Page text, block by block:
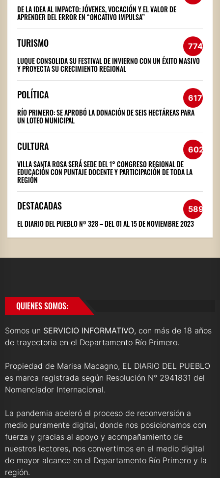
DE LA IDEA AL IMPACTO: JÓVENES, VOCACIÓN Y EL VALOR DE
APRENDER DEL ERROR EN “ONCATIVO IMPULSA”
TURISMO 774
LUQUE CONSOLIDA SU FESTIVAL DE INVIERNO CON UN ÉXITO MASIVO
Y PROYECTA SU CRECIMIENTO REGIONAL
POLÍTICA 617
RÍO PRIMERO: SE APROBÓ LA DONACIÓN DE SEIS HECTÁREAS PARA
UN LOTEO MUNICIPAL
CULTURA 602
VILLA SANTA ROSA SERÁ SEDE DEL 1° CONGRESO REGIONAL DE
EDUCACIÓN CON PUNTAJE DOCENTE Y PARTICIPACIÓN DE TODA LA
REGIÓN
DESTACADAS 589
EL DIARIO DEL PUEBLO Nº 328 – DEL 01 AL 15 DE NOVIEMBRE 2023
QUIENES SOMOS:
Somos un SERVICIO INFORMATIVO, con más de 18 años
de trayectoria en el Departamento Río Primero.
Propiedad de Marisa Macagno, EL DIARIO DEL PUEBLO
es marca registrada según Resolución N° 2941831 del
Nomenclador Internacional.
La pandemia aceleró el proceso de reconversión a
medio puramente digital, donde nos posicionamos con
fuerza y gracias al apoyo y acompañamiento de
nuestros lectores, nos convertimos en el medio digital
de mayor alcance en el Departamento Río Primero y la
región.